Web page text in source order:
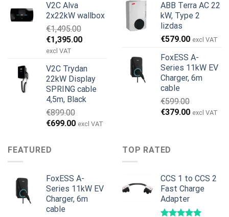
was:
€699.00.
is:
€579.00.
V2C Alva
2x22kW wallbox
€1,495.00
Original
price
€1,495.00.
€1,395.00Current
€1,395.00.
excl VAT
V2C Trydan
22kW Display
SPRING cable
4,5m, Black
€899.00
Original
was:
€899.00.
€699.00Current
excl VAT
was:
€799.00.
is:
€629.00.
ABB Terra AC 22
kW, Type 2
lizdas
€579.00 excl VAT
FoxESS A-
Series 11kW EV
Charger, 6m
cable
€599.00
Original
€379.00Current
excl VAT
FEATURED
FoxESS A-
Series 11kW EV
Charger, 6m
cable
TOP RATED
CCS 1 to CCS 2
Fast Charge
Adapter